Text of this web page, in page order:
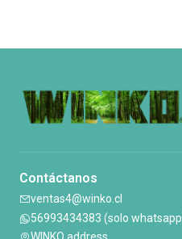
Contáctanos
ventas4@winko.cl
56993434383 (solo